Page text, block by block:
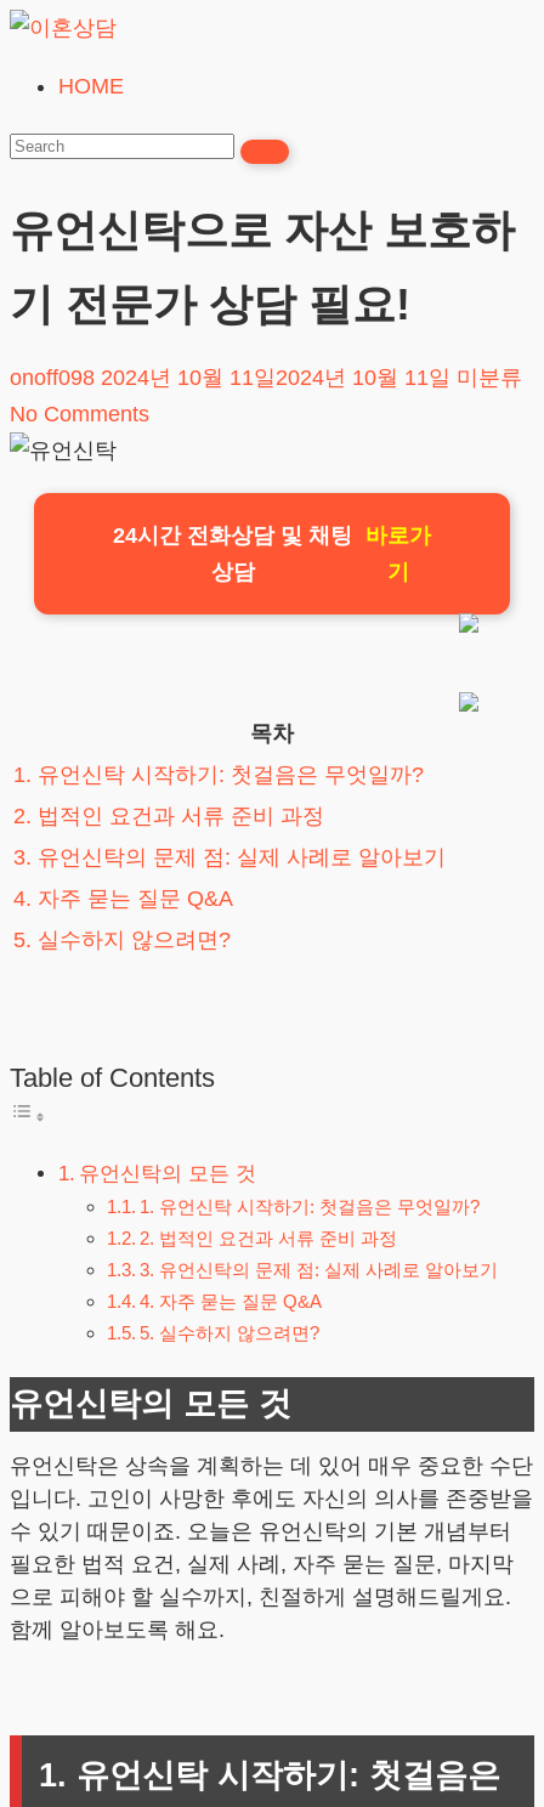
Skip
content
혼
담
24시간365일
HOME
유언신탁으로 자산 보호하
기 전문가 상담 필요!
onoff098 2024년 10월 11일 2024년 10월 11일 미분류
No Comments
24시간 전화상담 및 채팅
상담
바로가
기
목차
1. 유언신탁 시작하기: 첫걸음은 무엇일까?
2. 법적인 요건과 서류 준비 과정
3. 유언신탁의 문제 점: 실제 사례로 알아보기
4. 자주 묻는 질문 Q&A
5. 실수하지 않으려면?
Table of Contents
유언신탁의 모든 것
1. 유언신탁 시작하기: 첫걸음은 무엇일까?
2. 법적인 요건과 서류 준비 과정
3. 유언신탁의 문제 점: 실제 사례로 알아보기
4. 자주 묻는 질문 Q&A
5. 실수하지 않으려면?
유언신탁의 모든 것
유언신탁은 상속을 계획하는 데 있어 매우 중요한 수단
입니다. 고인이 사망한 후에도 자신의 의사를 존중받을
수 있기 때문이죠. 오늘은 유언신탁의 기본 개념부터
필요한 법적 요건, 실제 사례, 자주 묻는 질문, 마지막
으로 피해야 할 실수까지, 친절하게 설명해드릴게요.
함께 알아보도록 해요.
1. 유언신탁 시작하기: 첫걸음은